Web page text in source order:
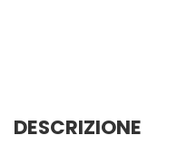
DESCRIZIONE